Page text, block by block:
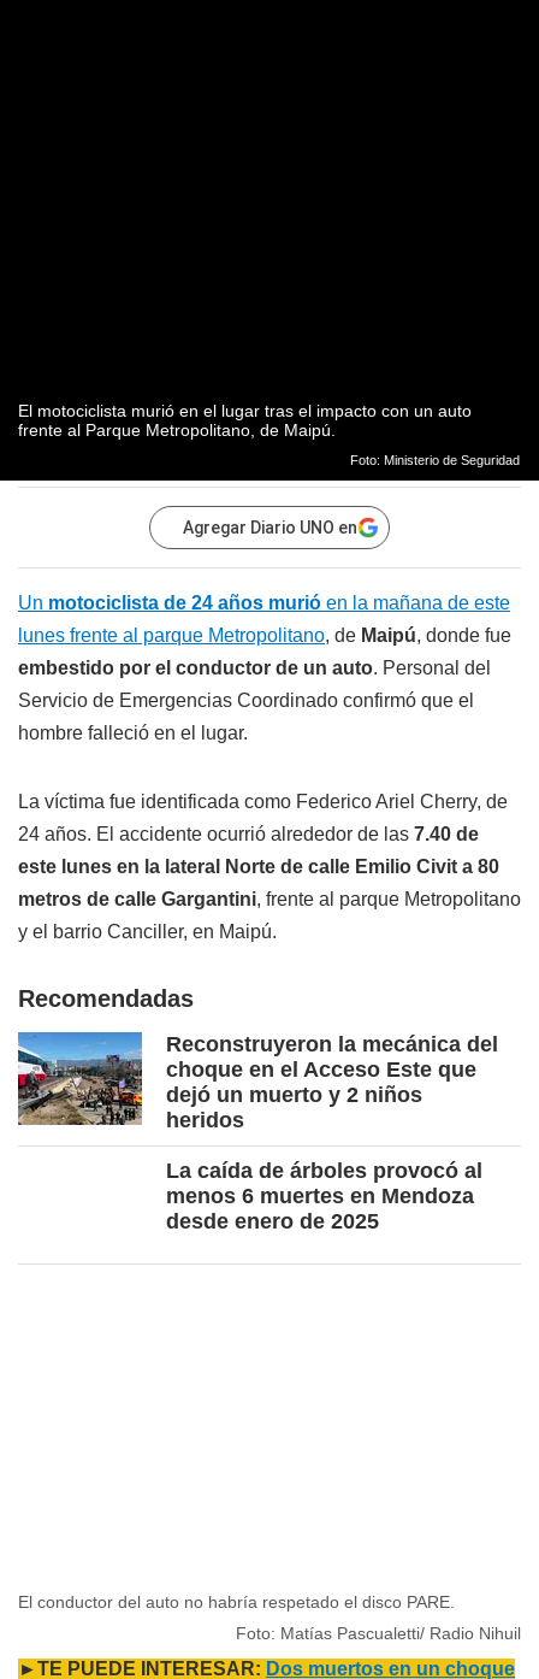
El motociclista murió en el lugar tras el impacto con un auto
frente al Parque Metropolitano, de Maipú.
Foto: Ministerio de Seguridad
Agregar Diario UNO en
Un motociclista de 24 años murió en la mañana de este
lunes frente al parque Metropolitano, de Maipú, donde fue
embestido por el conductor de un auto. Personal del
Servicio de Emergencias Coordinado confirmó que el
hombre falleció en el lugar.
La víctima fue identificada como Federico Ariel Cherry, de
24 años. El accidente ocurrió alrededor de las 7.40 de
este lunes en la lateral Norte de calle Emilio Civit a 80
metros de calle Gargantini, frente al parque Metropolitano
y el barrio Canciller, en Maipú.
Recomendadas
Reconstruyeron la mecánica del
choque en el Acceso Este que
dejó un muerto y 2 niños
heridos
La caída de árboles provocó al
menos 6 muertes en Mendoza
desde enero de 2025
El conductor del auto no habría respetado el disco PARE.
Foto: Matías Pascualetti/ Radio Nihuil
►TE PUEDE INTERESAR: Dos muertos en un choque